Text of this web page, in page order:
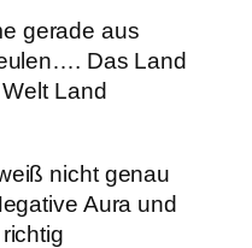
gerade aus
Das Land
Land
nicht genau
Aura und